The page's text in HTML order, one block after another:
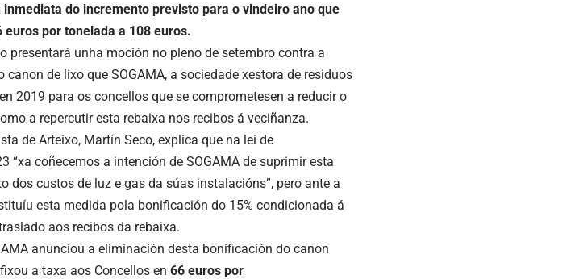
do incremento previsto para o vindeiro ano que
euros por tonelada a 108 euros.
presentará unha moción no pleno de setembro contra a
de lixo que SOGAMA, a sociedade xestora de residuos
2019 para os concellos que se comprometesen a reducir o
a repercutir esta rebaixa nos recibos á veciñanza.
de Arteixo, Martín Seco, explica que na lei de
“xa coñecemos a intención de SOGAMA de suprimir esta
dos custos de luz e gas da súas instalacións”, pero ante a
esta medida pola bonificación do 15% condicionada á
aos recibos da rebaixa.
anunciou a eliminación desta bonificación do canon
a taxa aos Concellos en 66 euros por